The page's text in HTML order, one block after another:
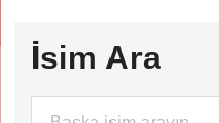
İsim Ara